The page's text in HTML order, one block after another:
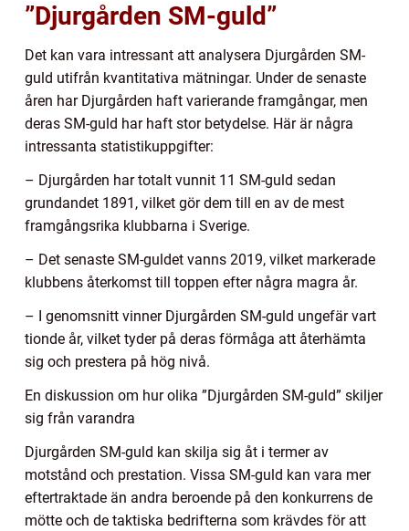
”Djurgården SM-guld”
Det kan vara intressant att analysera Djurgården SM-
guld utifrån kvantitativa mätningar. Under de senaste
åren har Djurgården haft varierande framgångar, men
deras SM-guld har haft stor betydelse. Här är några
intressanta statistikuppgifter:
– Djurgården har totalt vunnit 11 SM-guld sedan
grundandet 1891, vilket gör dem till en av de mest
framgångsrika klubbarna i Sverige.
– Det senaste SM-guldet vanns 2019, vilket markerade
klubbens återkomst till toppen efter några magra år.
– I genomsnitt vinner Djurgården SM-guld ungefär vart
tionde år, vilket tyder på deras förmåga att återhämta
sig och prestera på hög nivå.
En diskussion om hur olika ”Djurgården SM-guld” skiljer
sig från varandra
Djurgården SM-guld kan skilja sig åt i termer av
motstånd och prestation. Vissa SM-guld kan vara mer
eftertraktade än andra beroende på den konkurrens de
mötte och de taktiska bedrifterna som krävdes för att